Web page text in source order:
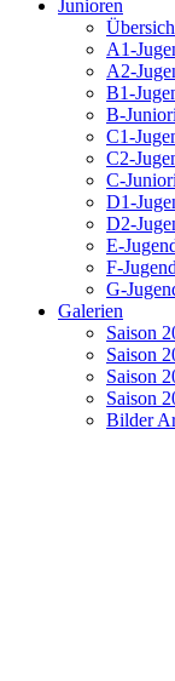
Junioren
A1-
A2-
B1-
B-
C1-
C2-
C-
D1-
D2-
E-
F-Jugend
G-
Galerien
Saison
Saison
Saison
Saison
Bilder